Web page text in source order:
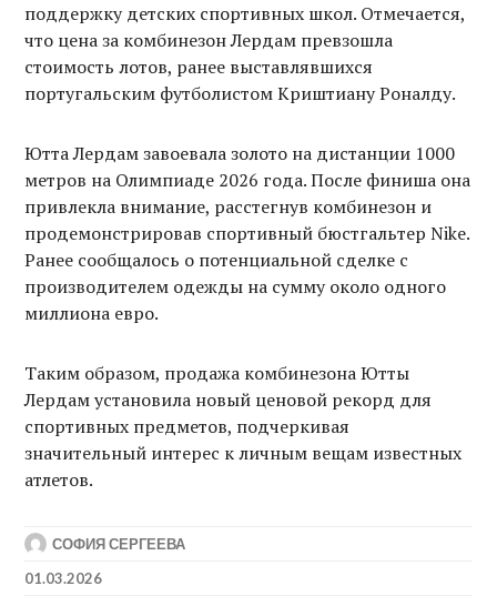
поддержку детских спортивных школ. Отмечается,
что цена за комбинезон Лердам превзошла
стоимость лотов, ранее выставлявшихся
португальским футболистом Криштиану Роналду.
Ютта Лердам завоевала золото на дистанции 1000
метров на Олимпиаде 2026 года. После финиша она
привлекла внимание, расстегнув комбинезон и
продемонстрировав спортивный бюстгальтер Nike.
Ранее сообщалось о потенциальной сделке с
производителем одежды на сумму около одного
миллиона евро.
Таким образом, продажа комбинезона Ютты
Лердам установила новый ценовой рекорд для
спортивных предметов, подчеркивая
значительный интерес к личным вещам известных
атлетов.
СОФИЯ СЕРГЕЕВА
01.03.2026